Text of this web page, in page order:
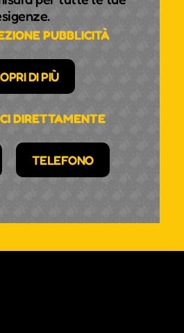
PUBBLICITÀ
DI PIÙ
DIRETTAMENTE
TELEFONO